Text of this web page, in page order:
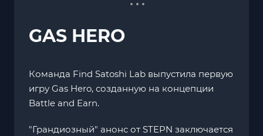
GAS HERO
Команда Find Satoshi Lab выпустила первую
игру Gas Hero, созданную на концепции
Battle and Earn.
"Грандиозный" анонс от STEPN заключается